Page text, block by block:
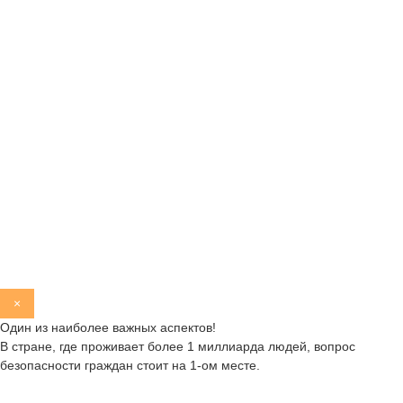
×
Один из наиболее важных аспектов!
В стране, где проживает более 1 миллиарда людей, вопрос
безопасности граждан стоит на 1-ом месте.